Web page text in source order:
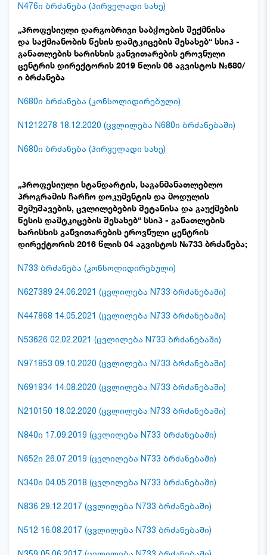
N476ი ბრძანება (პირველადი სახე)
„პროფესიული დარგობრივი საბჭოების შექმნისა
და საქმიანობის წესის დამტკიცების შესახებ“ სსიპ -
განათლების ხარისხის განვითარების ეროვნული
ცენტრის დირექტორის 2019 წლის 06 აგვისტოს №680/
ი ბრძანება
N680ი ბრძანება (კონსოლიდირებული)
N1212278 18.12.2020 (ცვლილება N680ი ბრძანებაში)
N680ი ბრძანება (პირველადი სახე)
„პროფესიული სტანდარტის, საგანმანათლებლო
პროგრამის ჩარჩო დოკუმენტის და მოდულის
შემუშავების, ცვლილებების შეტანისა და გაუქმების
წესის დამტკიცების შესახებ“ სსიპ - განათლების
ხარისხის განვითარების ეროვნული ცენტრის
დირექტორის 2016 წლის 04 აგვისტოს №733 ბრძანება;
N733 ბრძანება (კონსოლიდირებული)
N627389 24.06.2021 (ცვლილება N733 ბრძანებაში)
N447868 14.05.2021 (ცვლილება N733 ბრძანებაში)
N53626 02.02.2021 (ცვლილება N733 ბრძანებაში)
N971853 09.10.2020 (ცვლილება N733 ბრძანებაში)
N691934 14.08.2020 (ცვლილება N733 ბრძანებაში)
N210150 18.02.2020 (ცვლილება N733 ბრძანებაში)
N840ი 17.09.2019 (ცვლილება N733 ბრძანებაში)
N652ი 26.07.2019 (ცვლილება N733 ბრძანებაში)
N340ი 04.05.2018 (ცვლილება N733 ბრძანებაში)
N836 29.12.2017 (ცვლილება N733 ბრძანებაში)
N512 16.08.2017 (ცვლილება N733 ბრძანებაში)